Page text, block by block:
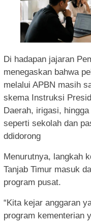
Di hadapan jajaran
menegaskan bahwa
melalui APBN masih
skema Instruksi
Daerah, irigasi,
seperti sekolah dan
ddidorong
Menurutnya, langkah
Tanjab Timur masuk
program pusat.
“Kita kejar anggaran
program kementerian